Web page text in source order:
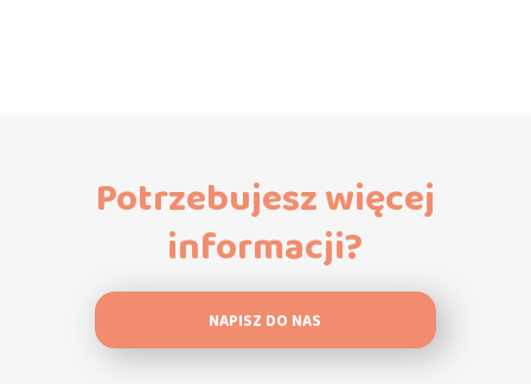
Potrzebujesz więcej
informacji?
NAPISZ DO NAS